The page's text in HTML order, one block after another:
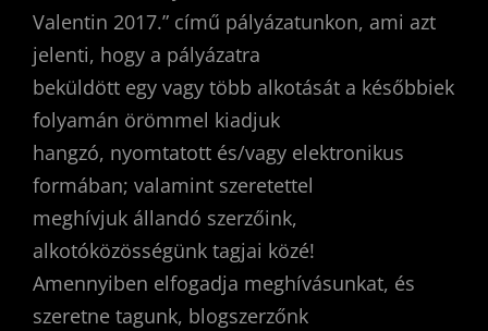
Valentin 2017.” című pályázatunkon, ami azt
jelenti, hogy a pályázatra
beküldött egy vagy több alkotását a későbbiek
folyamán örömmel kiadjuk
hangzó, nyomtatott és/vagy elektronikus
formában; valamint szeretettel
meghívjuk állandó szerzőink,
alkotóközösségünk tagjai közé!
Amennyiben elfogadja meghívásunkat, és
szeretne tagunk, blogszerzőnk